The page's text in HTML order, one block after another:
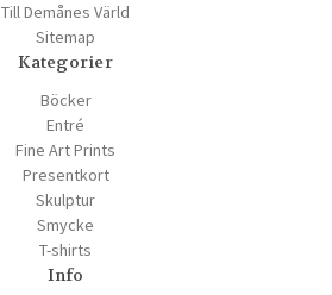
Till Demånes Värld
Sitemap
Kategorier
Böcker
Entré
Fine Art Prints
Presentkort
Skulptur
Smycke
T-shirts
Info